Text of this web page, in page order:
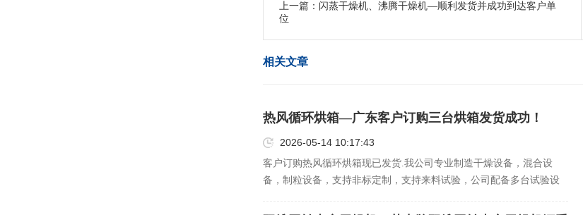
上一篇： 闪蒸干燥机、沸腾干燥机—顺利发货并成功到达客户单
位
相关文章
热风循环烘箱—广东客户订购三台烘箱发货成功！
2026-05-14 10:17:43
客户订购热风循环烘箱现已发货.我公司专业制造干燥设备，混合设
备，制粒设备，支持非标定制，支持来料试验，公司配备多台试验设